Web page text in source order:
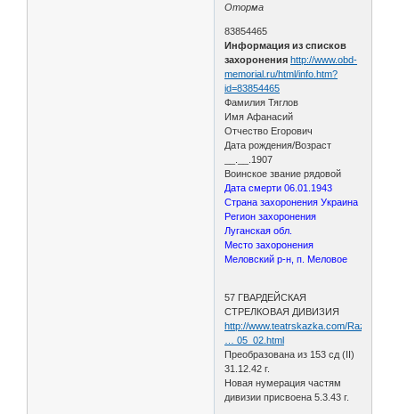
Оторма
83854465
Информация из списков
захоронения http://www.obd-
memorial.ru/html/info.htm?
id=83854465
Фамилия Тяглов
Имя Афанасий
Отчество Егорович
Дата рождения/Возраст
__.__.1907
Воинское звание рядовой
Дата смерти 06.01.1943
Страна захоронения Украина
Регион захоронения
Луганская обл.
Место захоронения
Меловский р-н, п. Меловое
57 ГВАРДЕЙСКАЯ
СТРЕЛКОВАЯ ДИВИЗИЯ
http://www.teatrskazka.com/Raznoe/
… 05_02.html
Преобразована из 153 сд (II)
31.12.42 г.
Новая нумерация частям
дивизии присвоена 5.3.43 г.